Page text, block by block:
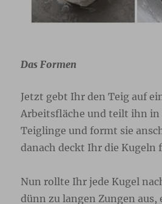
Das Formen
Jetzt gebt Ihr den Teig auf
Arbeitsfläche und teilt ihn in
Teiglinge und formt sie
danach deckt Ihr die Kugeln
Nun rollte Ihr jede Kugel
dünn zu langen Zungen aus,